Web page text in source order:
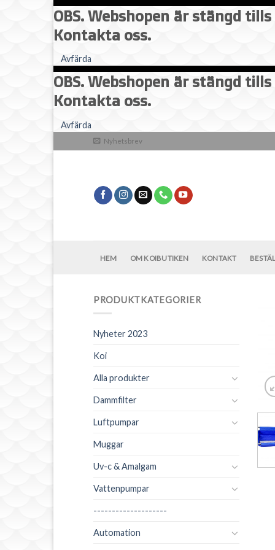
OBS. Webshopen är stängd
Kontakta oss.
Avfärda
OBS. Webshopen är stängd
Kontakta oss.
Avfärda
to
content
Nyhetsbrev
HEM OM KOIBUTIKEN KONTAKT
PRODUKTKATEGORIER
Nyheter 2023
Koi
Alla produkter
Dammfilter
Luftpumpar
Muggar
Uv-c & Amalgam
Vattenpumpar
--------------------
Automation